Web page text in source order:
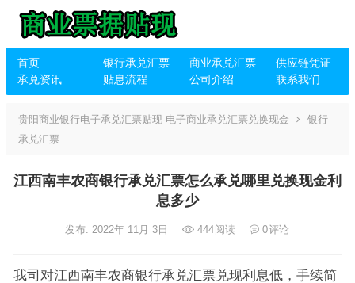
首页 银行承兑汇票 商业承兑汇票
供应链凭证
承兑资讯
贴息流程 公司介绍 联系我们
贵阳商业银行电子承兑汇票贴现-电子商业承兑汇票兑换现金
银行
承兑汇票
江西南丰农商银行承兑汇票怎么承兑哪里兑换现金利
息多少
发布: 2022年 11月 3日 444阅读 0评论
我司对江西南丰农商银行承兑汇票兑现利息低，手续简